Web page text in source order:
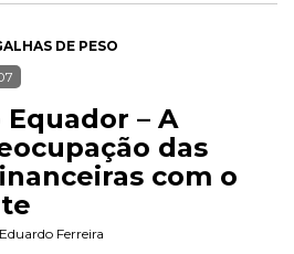
DE PESO
– A
das
com o
Eduardo Ferreira